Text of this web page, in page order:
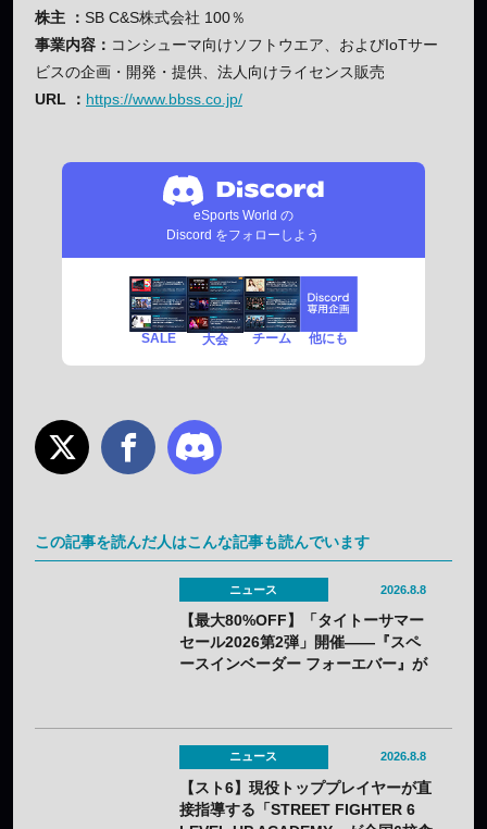
株主 ： SB C&S株式会社 100％
事業内容： コンシューマ向けソフトウエア、およびIoTサー
ビスの企画・開発・提供、法人向けライセンス販売
URL ： https://www.bbss.co.jp/
eSports World の
Discord をフォローしよう
SALE 大会 チーム 他にも
この記事を読んだ人はこんな記事も読んでいます
ニュース 2026.8.8
【最大80%OFF】「タイトーサマー
セール2026第2弾」開催——『スペ
ースインベーダー フォーエバー』が
ニュース 2026.8.8
【スト6】現役トッププレイヤーが直
接指導する「STREET FIGHTER 6